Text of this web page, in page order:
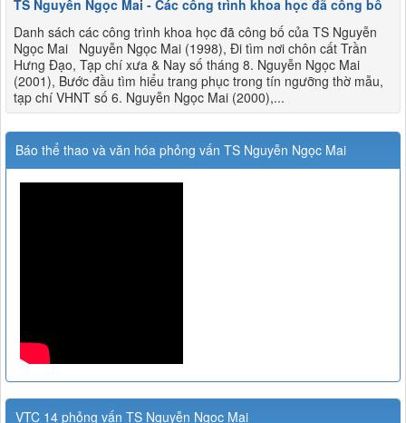
TS Nguyễn Ngọc Mai - Các công trình khoa học đã công bố
Danh sách các công trình khoa học đã công bố của TS Nguyễn
Ngọc Mai Nguyễn Ngọc Mai (1998), Đi tìm nơi chôn cất Trần
Hưng Đạo, Tạp chí xưa & Nay số tháng 8. Nguyễn Ngọc Mai
(2001), Bước đầu tìm hiểu trang phục trong tín ngưỡng thờ mẫu,
tạp chí VHNT số 6. Nguyễn Ngọc Mai (2000),...
Báo thể thao và văn hóa phỏng vấn TS Nguyễn Ngọc Mai
VTC 14 phỏng vấn TS Nguyễn Ngọc Mai